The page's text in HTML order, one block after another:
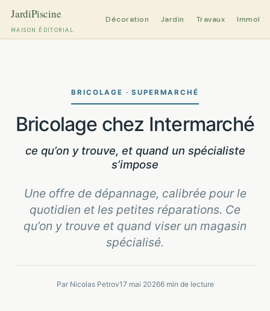
MAISON ÉDITORIAL
Décoration Jardin Travaux
BRICOLAGE · SUPERMARCHÉ
Bricolage chez Intermarché
ce qu’on y trouve, et quand un spécialiste
s’impose
Une offre de dépannage, calibrée pour le
quotidien et les petites réparations. Ce
qu’on y trouve et quand viser un magasin
spécialisé.
Par Nicolas Petrov17 mai 20266 min de lecture